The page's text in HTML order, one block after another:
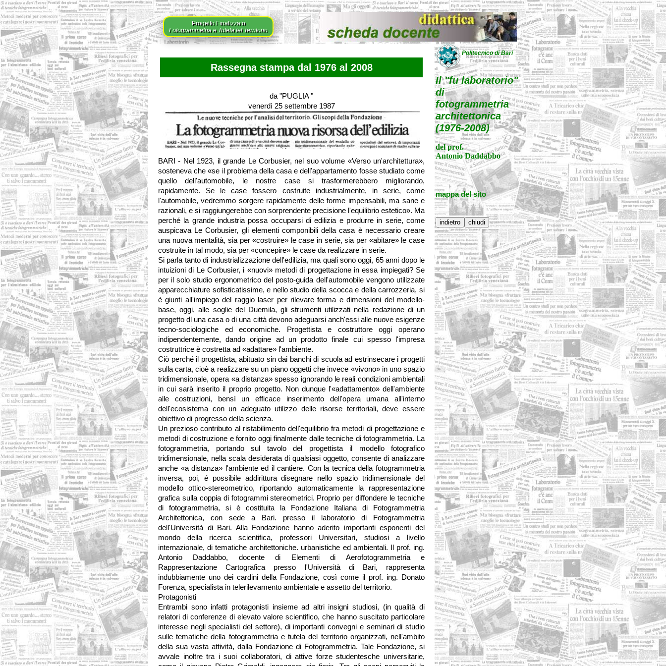
Progetto Finalizzato
Fotogrammetria e Tutela tel Territorio
Rassegna stampa dal 1976 al 2008
da "PUGLIA "
venerdì 25 settembre 1987
BARI - Nel 1923, il grande Le Corbusier, nel suo volume «Verso un'architettura»,
sosteneva che «se il problema della casa e dell'appartamento fosse studiato come
quello dell'automobile, le nostre case si trasformerebbero migliorando,
rapidamente. Se le case fossero costruite industrialmente, in serie, come
l'automobile, vedremmo sorgere rapidamente delle forme impensabili, ma sane e
razionali, e si raggiungerebbe con sorprendente precisione l'equilibrio estetico». Ma
perché la grande industria possa occuparsi di edilizia e produrre in serie, come
auspicava Le Corbusier, gli elementi componibili della casa è necessario creare
una nuova mentalità, sia per «costruire» le case in serie, sia per «abitare» le case
costruite in tal modo, sia per «concepire» le case da realizzare in serie.
Si parla tanto di industrializzazione dell'edilizia, ma quali sono oggi, 65 anni dopo le
intuizioni di Le Corbusier, i «nuovi» metodi di progettazione in essa impiegati? Se
per il solo studio ergonometrico del posto-guida dell'automobile vengono utilizzate
apparecchiature sofisticatissime, e nello studio della scocca e della carrozzeria, si
è giunti all'impiego del raggio laser per rilevare forma e dimensioni del modello-
base, oggi, alle soglie del Duemila, gli strumenti utilizzati nella redazione di un
progetto dl una casa o di una città devono adeguarsi anch'essi alle nuove esigenze
tecno-sociologiche ed economiche. Progettista e costruttore oggi operano
indipendentemente, dando origine ad un prodotto finale cui spesso l'impresa
costruttrice è costretta ad «adattare» l'ambiente.
Ciò perché il progettista, abituato sin dai banchi di scuola ad estrinsecare i progetti
sulla carta, cioè a realizzare su un piano oggetti che invece «vivono» in uno spazio
tridimensionale, opera «a distanza» spesso ignorando le reali condizioni ambientali
in cui sarà inserito il proprio progetto. Non dunque l'«adattamento» dell'ambiente
alle costruzioni, bensì un efficace inserimento dell'opera umana all'interno
dell'ecosistema con un adeguato utilizzo delle risorse territoriali, deve essere
obiettivo di progresso della scienza.
Un prezioso contributo al ristabilimento dell'equilibrio fra metodi di progettazione e
metodi di costruzione e fornito oggi finalmente dalle tecniche di fotogrammetria. La
fotogrammetria, portando sul tavolo del progettista il modello fotografico
tridimensionale, nella scala desiderata di qualsiasi oggetto, consente di analizzare
anche «a distanza» l'ambiente ed il cantiere. Con la tecnica della fotogrammetria
inversa, poi, é possibile addirittura disegnare nello spazio tridimensionale del
modello ottico-stereometrico, riportando automaticamente la rappresentazione
grafica sulla coppia di fotogrammi stereometrici. Proprio per diffondere le tecniche
di fotogrammetria, si è costituita la Fondazione Italiana di Fotogrammetria
Architettonica, con sede a Bari. presso il laboratorio di Fotogrammetria
dell'Università di Bari. Alla Fondazione hanno aderito importanti esponenti del
mondo della ricerca scientifica, professori Universitari, studiosi a livello
internazionale, di tematiche architettoniche. urbanistiche ed ambientali. Il prof. ing.
Antonio Daddabbo, docente di Elementi di Aerofotogrammetria e
Rappresentazione Cartografica presso l'Università di Bari, rappresenta
indubbiamente uno dei cardini della Fondazione, così come il prof. ing. Donato
Forenza, specialista in telerilevamento ambientale e assetto del territorio.
Protagonisti
Entrambi sono infatti protagonisti insieme ad altri insigni studiosi, (in qualità di
relatori di conferenze di elevato valore scientifico, che hanno suscitato particolare
interesse negli specialisti del settore), di importanti convegni e seminari di studio
sulle tematiche della fotogrammetria e tutela del territorio organizzati, nell'ambito
della sua vasta attività, dalla Fondazione di Fotogrammetria. Tale Fondazione, si
avvale inoltre tra i suoi collaboratori, di attive forze studentesche universitarie,
Politecnico di Bari
Il "fu laboratorio"
di
fotogrammetria
architettonica
(1976-2008)
del prof.
Antonio Daddabbo
mappa del sito